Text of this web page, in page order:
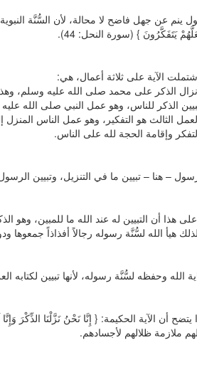
ينم عن جهل فاضح لا محالة، لأن السُّنَّة
يَتَفَكَّرُونَ } (سورة النحل: 44).
الآية على ثلاثة أعمال، هي:
الذكر على محمد صلى الله عليه وسلم،
الذكر للناس، وهو عمل النبي صلى الله
الثالث هو التفكير، وهو عمل الناس المنزل
وإقامة الحجة لله على الناس.
– هنا – تبيين ما في التنزيل، وتبيين
هذا أن التبيين له عند الله ما للمبين، وهو
لذلك هيأ الله لسُّنَّة رسوله رجالاً أفذاذاً
الله وحفظه لسُّنَّة رسوله، لأنها تبيين لكتابه
ملازمة ظلالهم لأجسادهم.